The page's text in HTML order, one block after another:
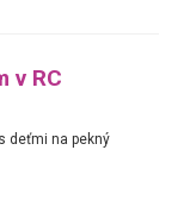
v RC
deťmi na pekný